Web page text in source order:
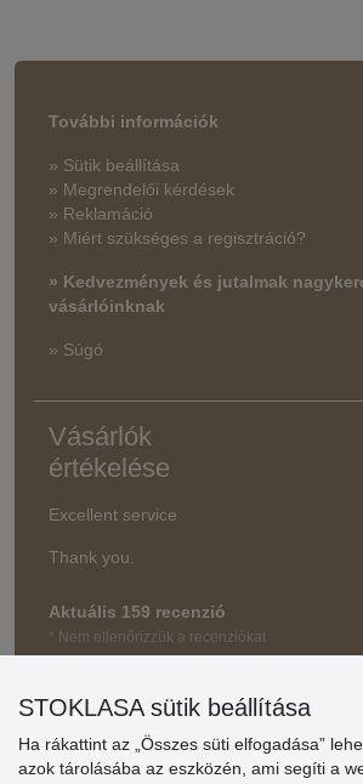
További információk
» Sütik beállítása
» Megrendelői kérdések
» Reklamáció
» Miért szükséges a regisztráció?
» Kedvezmények és jutalmak
vásárlóinknak
» Súgó
Vásárlók
értékelése
Excellent service
Thank you.
Aktuális 159 recenzió
* Nem ellenőrizzük a recenziókat
STOKLASA sütik beállítása
Ha rákattint az „Összes süti elfogadása”
azok tárolásába az eszközén, ami segíti a